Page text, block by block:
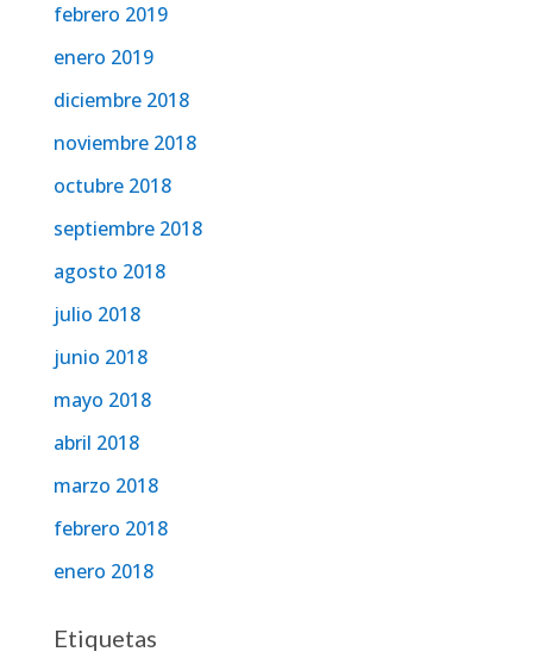
febrero 2019
enero 2019
diciembre 2018
noviembre 2018
octubre 2018
septiembre 2018
agosto 2018
julio 2018
junio 2018
mayo 2018
abril 2018
marzo 2018
febrero 2018
enero 2018
Etiquetas